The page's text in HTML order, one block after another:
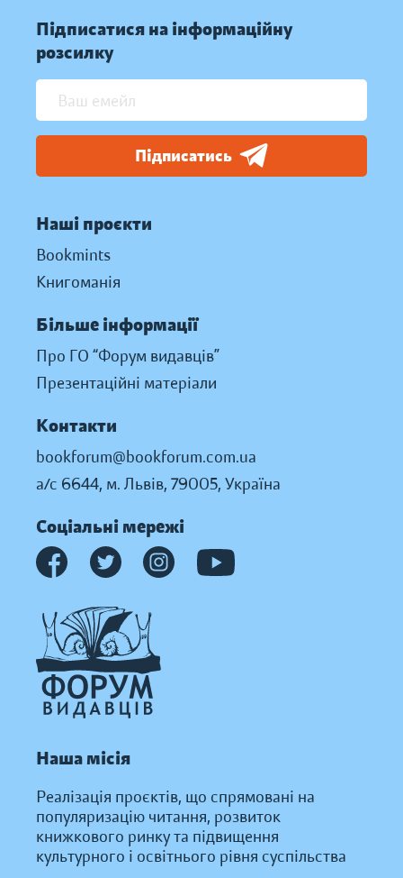
Підписатися на інформаційну
розсилку
Підписатись
Наші проєкти
Bookmints
Книгоманія
Більше інформації
Про ГО “Форум видавців”
Презентаційні матеріали
Контакти
bookforum@bookforum.com.ua
а/с 6644, м. Львів, 79005, Україна
Соціальні мережі
Наша місія
Реалізація проєктів, що спрямовані на
популяризацію читання, розвиток
книжкового ринку та підвищення
культурного і освітнього рівня суспільства